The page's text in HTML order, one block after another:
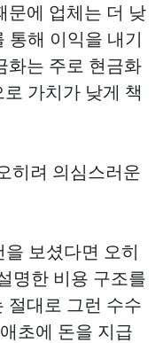
문에 업체는 더 낮
통해 이익을 내기
화는 주로 현금화
가치가 낮게 책
히려 의심스러운
보셨다면 오히
명한 비용 구조를
절대로 그런 수수
초에 돈을 지급